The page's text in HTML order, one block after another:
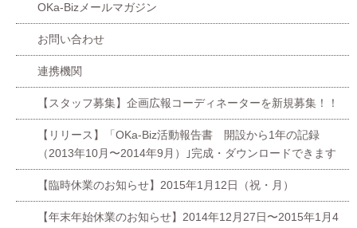
OKa-Bizメールマガジン
お問い合わせ
連携機関
【スタッフ募集】企画広報コーディネーターを新規募集！！
【リリース】「OKa-Biz活動報告書 開設から1年の記録
（2013年10月〜2014年9月）｣完成・ダウンロードできます
【臨時休業のお知らせ】2015年1月12日（祝・月）
【年末年始休業のお知らせ】2014年12月27日〜2015年1月4